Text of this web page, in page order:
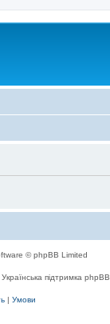
© phpBB Limited
Українська підтримка phpBB
| Умови